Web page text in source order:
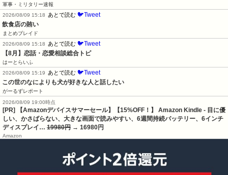
軍事・ミリタリー速報
2026/08/09 15:18 あとで読む 🐦Tweet
飲食店の賄い
まとめブレイド
2026/08/09 15:18 あとで読む 🐦Tweet
【8月】恋話・恋愛相談総合トピ
はーとらいふ
2026/08/09 15:19 あとで読む 🐦Tweet
この世のなによりも犬が好きな人と話したい
がーるずレポート
2026/08/09 19:00時点
[PR] 【Amazonデバイスサマーセール】【15%OFF！】 Amazon Kindle - 目に優
しい、かさばらない、大きな画面で読みやすい、6週間持続バッテリー、6インチ
ディスプレイ… 19980円 → 16980円
Amazon